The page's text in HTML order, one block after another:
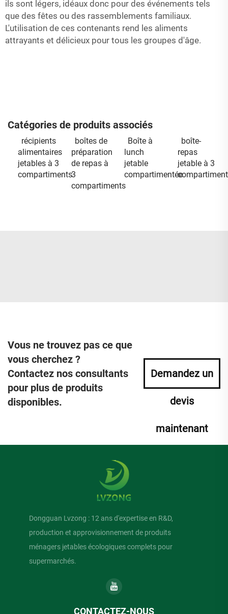
ils sont légers, idéaux donc pour des événements tels
que des fêtes ou des rassemblements familiaux.
L'utilisation de ces contenants rend les aliments
attrayants et délicieux pour tous les groupes d'âge.
Catégories de produits associés
récipients
alimentaires
jetables à 3
compartiments
boîtes de
préparation
de repas à
3
compartiments
Boîte à
lunch
jetable
compartimentée
boîte-
repas
jetable à 3
Vous ne trouvez pas ce que
vous cherchez ?
Contactez nos consultants
pour plus de produits
disponibles.
Demandez un
devis
maintenant
Dongguan Lvzong : 12 ans d'expertise en R&D,
production et approvisionnement de produits
ménagers jetables écologiques complets pour
supermarchés.
CONTACTEZ-NOUS